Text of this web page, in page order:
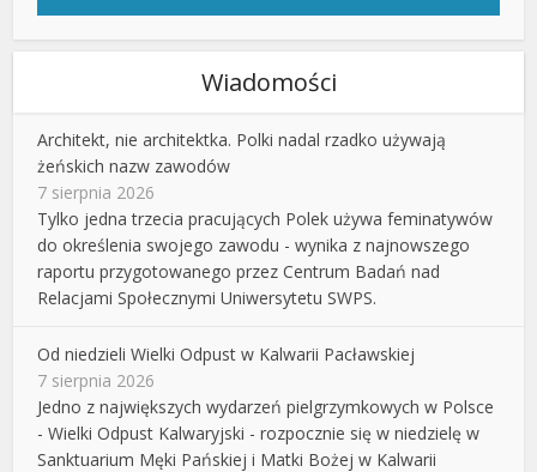
Wiadomości
Architekt, nie architektka. Polki nadal rzadko używają
żeńskich nazw zawodów
7 sierpnia 2026
Tylko jedna trzecia pracujących Polek używa feminatywów
do określenia swojego zawodu - wynika z najnowszego
raportu przygotowanego przez Centrum Badań nad
Relacjami Społecznymi Uniwersytetu SWPS.
Od niedzieli Wielki Odpust w Kalwarii Pacławskiej
7 sierpnia 2026
Jedno z największych wydarzeń pielgrzymkowych w Polsce
- Wielki Odpust Kalwaryjski - rozpocznie się w niedzielę w
Sanktuarium Męki Pańskiej i Matki Bożej w Kalwarii